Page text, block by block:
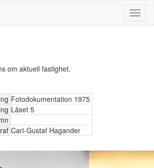
om aktuell fastighet.
Fotodokumentation 1975
Låset 5
Carl-Gustaf Hagander